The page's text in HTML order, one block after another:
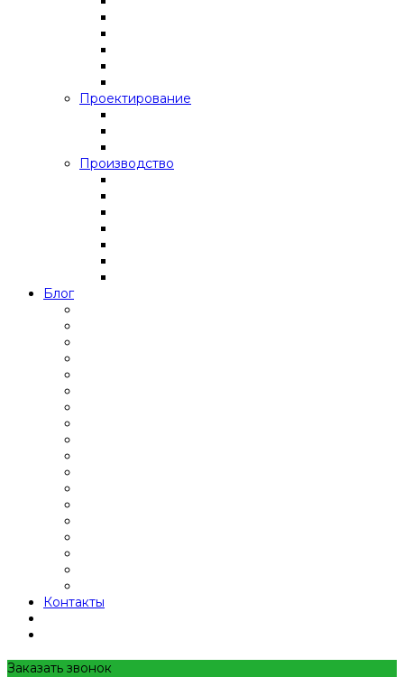
Проектирование
Производство
Блог
Контакты
Заказать звонок